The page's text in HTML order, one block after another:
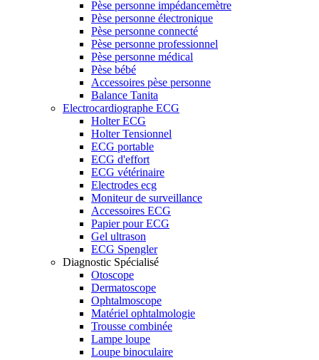
Pèse personne impédancemètre
Pèse personne électronique
Pèse personne connecté
Pèse personne professionnel
Pèse personne médical
Pèse bébé
Accessoires pèse personne
Balance Tanita
Electrocardiographe ECG
Holter ECG
Holter Tensionnel
ECG portable
ECG d'effort
ECG vétérinaire
Electrodes ecg
Moniteur de surveillance
Accessoires ECG
Papier pour ECG
Gel ultrason
ECG Spengler
Diagnostic Spécialisé
Otoscope
Dermatoscope
Ophtalmoscope
Matériel ophtalmologie
Trousse combinée
Lampe loupe
Loupe binoculaire